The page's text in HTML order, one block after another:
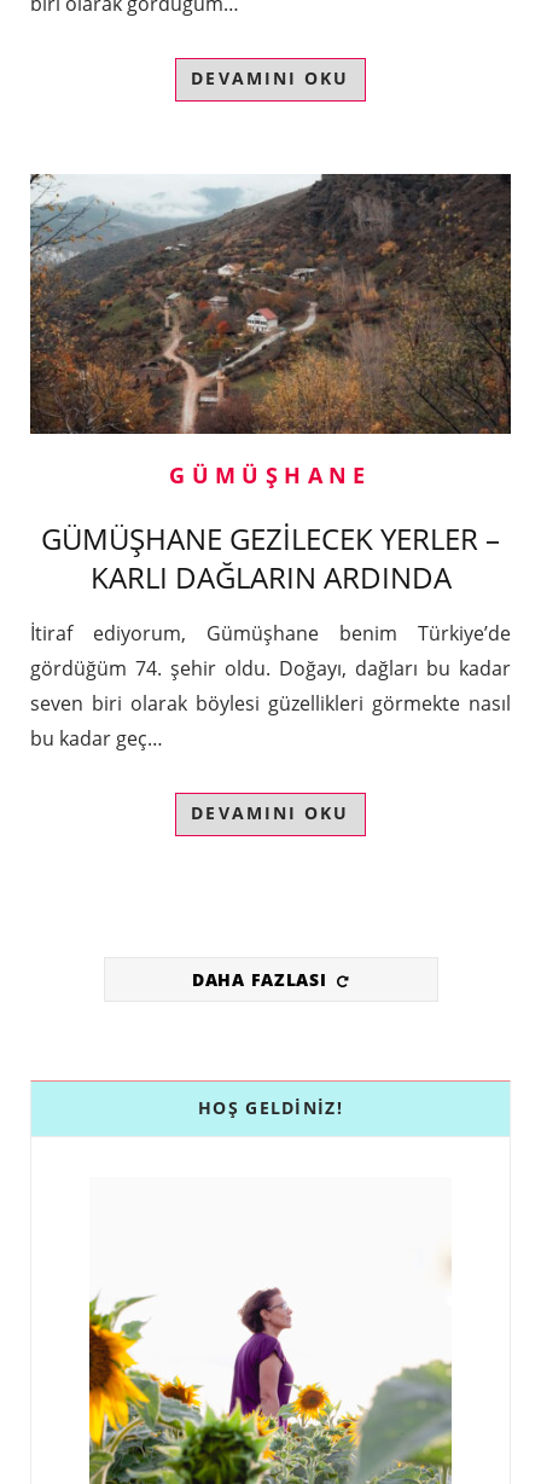
DEVAMINI OKU
GÜMÜŞHANE
GÜMÜŞHANE GEZİLECEK YERLER –
KARLI DAĞLARIN ARDINDA
İtiraf ediyorum, Gümüşhane benim Türkiye’de
gördüğüm 74. şehir oldu. Doğayı, dağları bu kadar
seven biri olarak böylesi güzellikleri görmekte nasıl
bu kadar geç…
DEVAMINI OKU
DAHA FAZLASI
HOŞ GELDINIZ!